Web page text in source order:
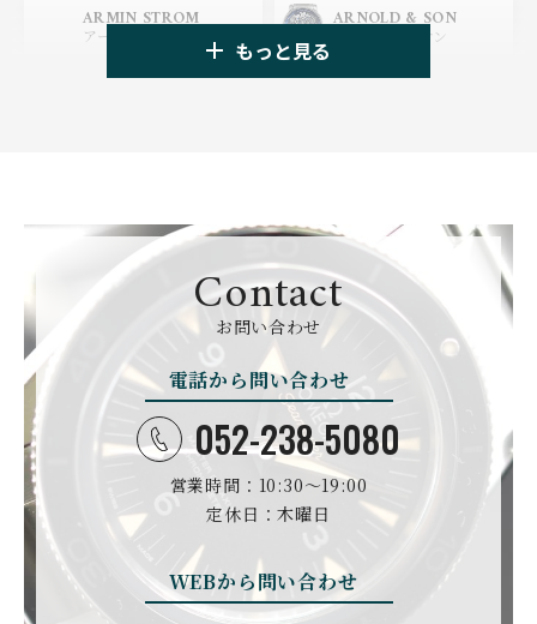
HUBLOT
ウブロ
ZENITH
BELL＆ROSS
ベル＆ロス
SINN
CARTIER CHANEL
シャネル
CHOPARD
ショパール
SEIKO
セイコー
GLASHUTTE ORIGINA
グラスヒュッテ・オリジ
CHRONOSWISS
クロノスイス
ALAIN SILBERSTEIN
アラン・シルベスタイン
CITIZEN
シチズン
ARMIN STROM
アーミン・シュトローム
ARNOLD & SON
アーノルド&サン
BAMFORD LONDON
バンフォード・ロンドン
BAUME&MERCIER
ボーム＆メルシエ
BEAUBLEU BELL＆ROSS
BLANCPAIN
ブランパン
BOLDR Supply Compan
y
ンパニー
BREGUET
ブレゲ
BREITLING
ブライトリング
BRUNO SOHNLE Glash
utte
ブルーノ・ゾンレー・ グ
ラスヒュッテ
もっと見る
Contact
お問い合わせ
電話から問い合わせ
052-238-5080
営業時間：10:30〜19:00
定休日：木曜日
WEBから問い合わせ